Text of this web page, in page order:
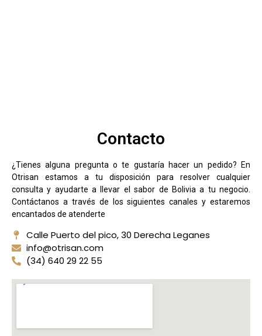
Contacto
¿Tienes alguna pregunta o te gustaría hacer un pedido? En
Otrisan estamos a tu disposición para resolver cualquier
consulta y ayudarte a llevar el sabor de Bolivia a tu negocio.
Contáctanos a través de los siguientes canales y estaremos
encantados de atenderte
Calle Puerto del pico, 30 Derecha Leganes
info@otrisan.com
(34) 640 29 22 55